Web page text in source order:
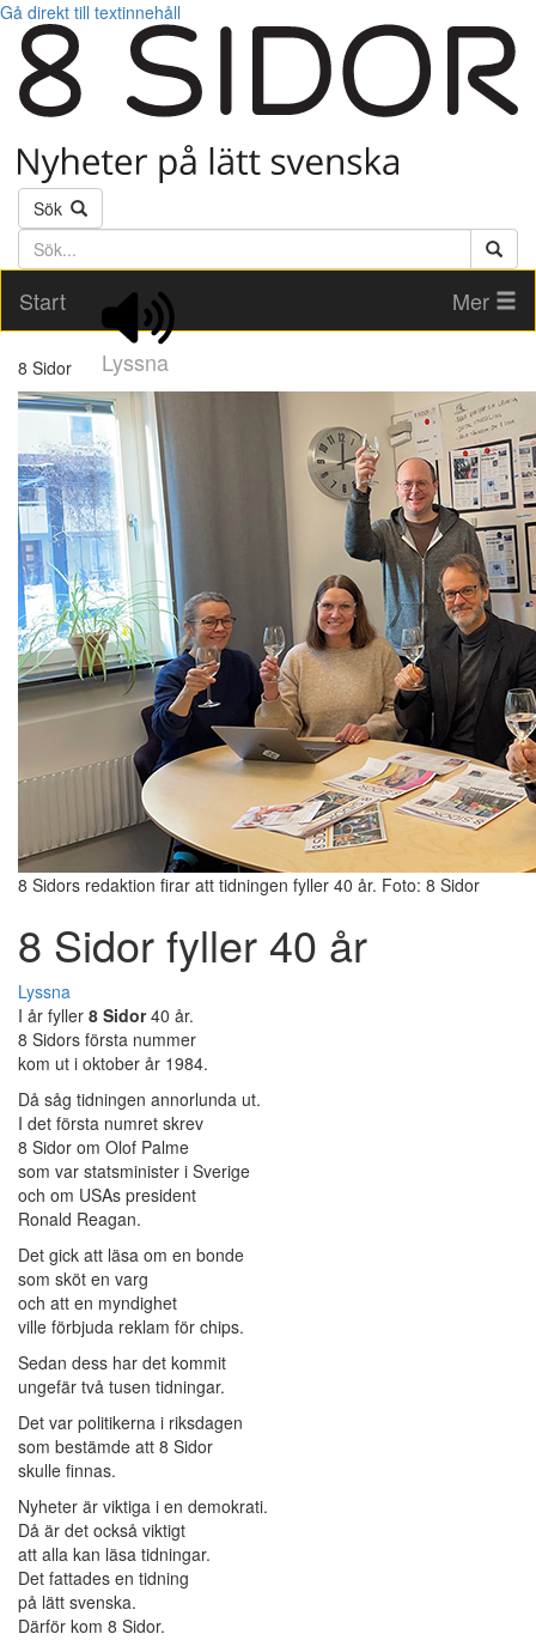
Gå direkt till textinnehåll
Sök
Söktext
Start
Lyssna
Mer
8 Sidor
8 Sidors redaktion firar att tidningen fyller 40 år. Foto: 8 Sidor
8 Sidor fyller 40 år
Lyssna
I år fyller 8 Sidor40 år.
8 Sidors första nummer
kom ut i oktober år 1984.
Då såg tidningen annorlunda ut.
I det första numret skrev
8 Sidor om Olof Palme
som var statsminister i Sverige
och om USAs president
Ronald Reagan.
Det gick att läsa om en bonde
som sköt en varg
och att en myndighet
ville förbjuda reklam för chips.
Sedan dess har det kommit
ungefär två tusen tidningar.
Det var politikerna i riksdagen
som bestämde att 8 Sidor
skulle finnas.
Nyheter är viktiga i en demokrati.
Då är det också viktigt
att alla kan läsa tidningar.
Det fattades en tidning
på lätt svenska.
Därför kom 8 Sidor.